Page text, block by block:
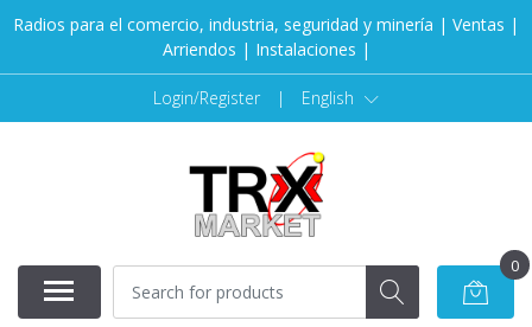
Radios para el comercio, industria, seguridad y minería | Ventas |
Arriendos | Instalaciones |
Login/Register | English
0